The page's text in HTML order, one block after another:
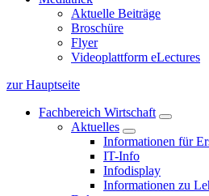
Aktuelle Beiträge
Broschüre
Flyer
Videoplattform eLectures
zur Hauptseite
Fachbereich Wirtschaft
Aktuelles
Informationen für
IT-Info
Infodisplay
Informationen zu